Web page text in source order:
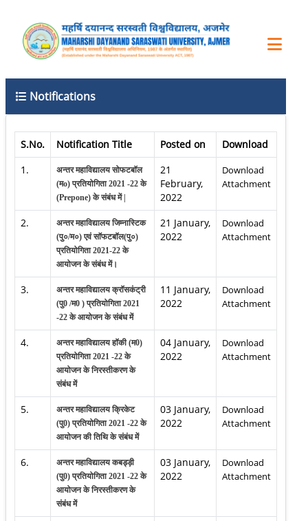
Notifications
S.No. Notification Title Posted on
Download
1.
अन्तर महाविद्यालय सोफटबॉल
(मo) प्रतियोगिता 2021 -22 के
(Prepone) के संबंध में |
21
February,
2022
Download
Attachment
2.
अन्तर महाविद्यालय जिम्नास्टिक
(पु०/म०) एवं साॅफटबॉल(पु०)
प्रतियोगिता 2021-22 के
आयोजन के संबंध में।
21 January,
2022
Download
Attachment
3.
अन्तर महाविद्यालय क्रॉसकंट्री
(पु0 /म0 ) प्रतियोगिता 2021
-22 के आयोजन के संबंध में
11 January,
2022
Download
Attachment
4.
अन्तर महाविद्यालय हॉकी (म0)
प्रतियोगिता 2021 -22 के
आयोजन के निरस्तीकरण के
संबंध में
04 January,
2022
Download
Attachment
5.
अन्तर महाविद्यालय क्रिकेट
(पु0) प्रतियोगिता 2021 -22 के
आयोजन की तिथि के संबंध में
03 January,
2022
Download
Attachment
6.
अन्तर महाविद्यालय कबड्ड़ी
(पु0) प्रतियोगिता 2021 -22 के
आयोजन के निरस्तीकरण के
संबंध में
03 January,
2022
Download
Attachment